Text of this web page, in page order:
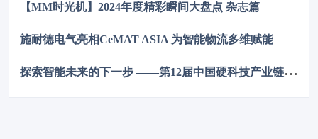
【MM时光机】2024年度精彩瞬间大盘点 杂志篇
施耐德电气亮相CeMAT ASIA 为智能物流多维赋能
探
索智能未来的下一步 ——第12届中国硬科技产业链创新趋势峰会暨百家媒体论坛成功举办